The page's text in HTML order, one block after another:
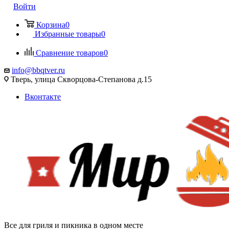
Войти
Корзина0
Избранные товары0
Сравнение товаров0
info@bbqtver.ru
Тверь, улица Скворцова-Степанова д.15
Вконтакте
Все для гриля и пикника в одном месте